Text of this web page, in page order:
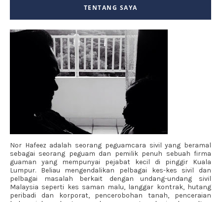
TENTANG SAYA
Nor Hafeez adalah seorang peguamcara sivil yang beramal
sebagai seorang peguam dan pemilik penuh sebuah firma
guaman yang mempunyai pejabat kecil di pinggir Kuala
Lumpur. Beliau mengendalikan pelbagai kes-kes sivil dan
pelbagai masalah berkait dengan undang-undang sivil
Malaysia seperti kes saman malu, langgar kontrak, hutang
peribadi dan korporat, pencerobohan tanah, penceraian